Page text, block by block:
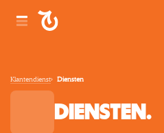
Klantendienst Diensten
DIENSTEN.